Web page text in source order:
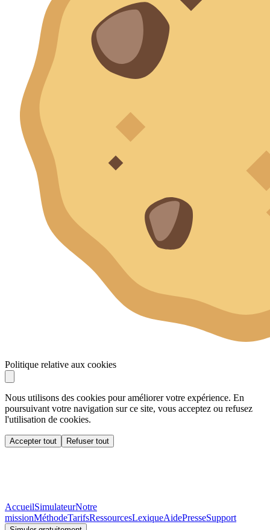
Politique relative aux cookies
Nous utilisons des cookies pour améliorer votre expérience. En
poursuivant votre navigation sur ce site, vous acceptez ou refusez
l'utilisation de cookies.
Accepter tout Refuser tout
AccueilSimulateurNotre
missionMéthodeTarifsRessourcesLexiqueAidePresseSupport